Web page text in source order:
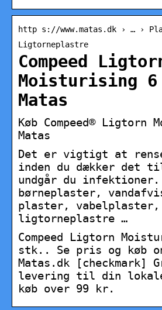
http s://www.matas.dk › … ›
Ligtorneplastre
Compeed
Moisturising
Matas
Køb Compeed® Ligtorn
Matas
Det er vigtigt at
inden du dækker det
undgår du
børneplaster,
plaster, vabelplaster,
ligtorneplastre …
Compeed Ligtorn
stk.. Se pris og køb
Matas.dk [checkmark]
levering til din lokale
køb over 99 kr.